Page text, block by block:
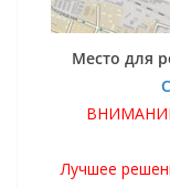
Место для
Лучшее